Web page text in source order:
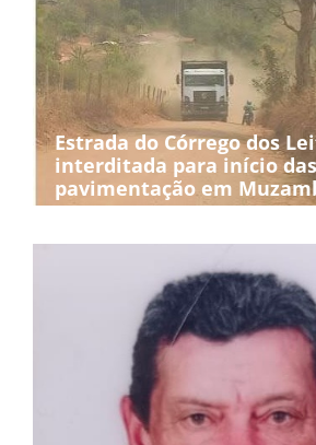
Estrada do Córrego dos
interditada para início
pavimentação em